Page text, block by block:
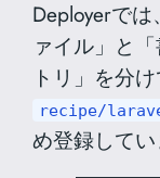
Deployerで
ァイル」と
トリ」を分
recipe/
め登録してい